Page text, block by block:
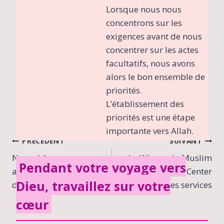
Lorsque nous nous
concentrons sur les
exigences avant de nous
concentrer sur les actes
facultatifs, nous avons
alors le bon ensemble de
priorités.
L’établissement des
priorités est une étape
importante vers Allah.
Pendant votre voyage vers
Dieu, travaillez sur votre
cœur
coraniques enrichissantes et des
témoignages inspirants. Son
parcours, guidé par l'étude et la
réflexion sur les enseignements
islamiques, lui permet de contribuer
significativement à l'enrichissement
spirituel des lecteurs en quête de
compréhension et d'inspiration.
Navigation
de
l’article
PRÉCÉDENT
Nouvel An sans
alcoolisme | À propos
de l’islam
SUIVANT
Le Wisconsin Muslim
Free Health Center
étend ses services